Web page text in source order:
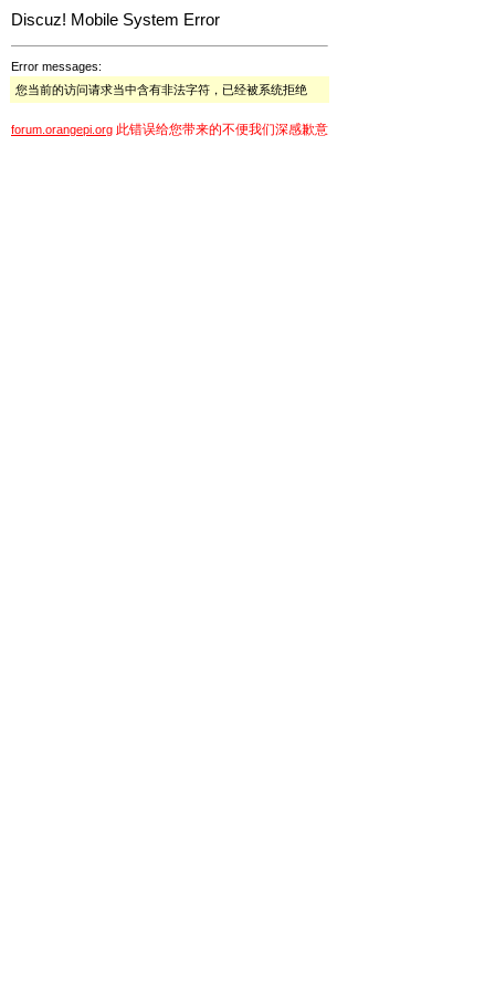
Discuz! Mobile System Error
Error messages:
您当前的访问请求当中含有非法字符，已经被系统拒绝
forum.orangepi.org 此错误给您带来的不便我们深感歉意